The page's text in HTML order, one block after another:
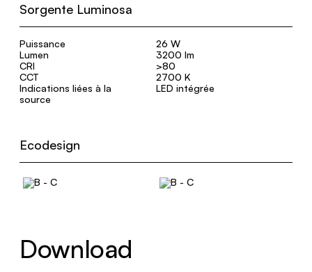
Sorgente Luminosa
Puissance
26 W
Lumen
3200 lm
CRI
>80
CCT
2700 K
Indications liées à la
source
LED intégrée
Ecodesign
Download